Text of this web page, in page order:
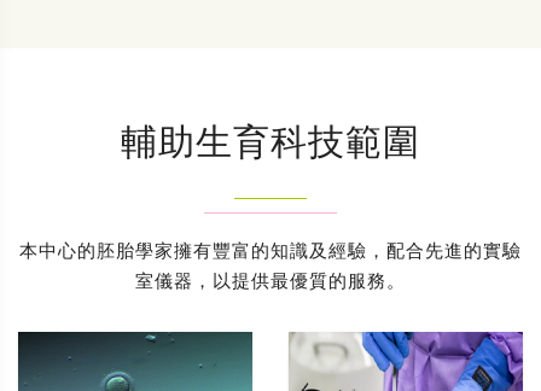
輔助生育科技範圍
本中心的胚胎學家擁有豐富的知識及經驗，配合先進的實驗
室儀器，以提供最優質的服務。